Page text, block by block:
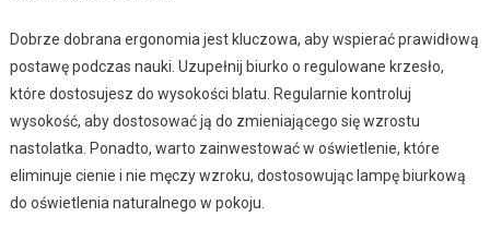
Dobrze dobrana ergonomia jest kluczowa, aby wspierać prawidłową
postawę podczas nauki. Uzupełnij biurko o regulowane krzesło,
które dostosujesz do wysokości blatu. Regularnie kontroluj
wysokość, aby dostosować ją do zmieniającego się wzrostu
nastolatka. Ponadto, warto zainwestować w oświetlenie, które
eliminuje cienie i nie męczy wzroku, dostosowując lampę biurkową
do oświetlenia naturalnego w pokoju.